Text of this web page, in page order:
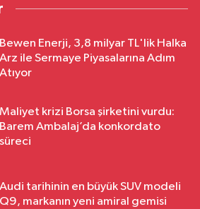
Bewen Enerji, 3,8 milyar TL'lik Halka
Arz ile Sermaye Piyasalarına Adım
Atıyor
Maliyet krizi Borsa şirketini vurdu:
Barem Ambalaj’da konkordato
süreci
Audi tarihinin en büyük SUV modeli
Q9, markanın yeni amiral gemisi